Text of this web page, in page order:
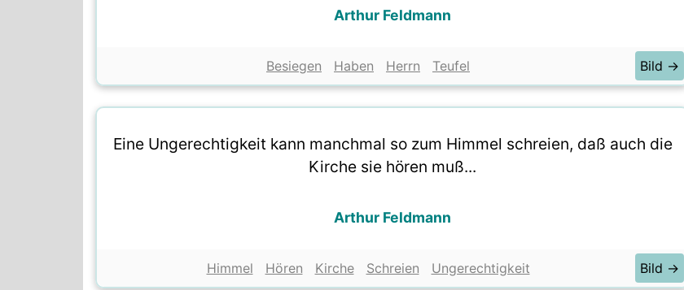
Arthur Feldmann
Besiegen Haben Herrn Teufel Bild →
Eine Ungerechtigkeit kann manchmal so zum Himmel schreien, daß auch die
Kirche sie hören muß...
Arthur Feldmann
Himmel Hören Kirche Schreien Ungerechtigkeit Bild →